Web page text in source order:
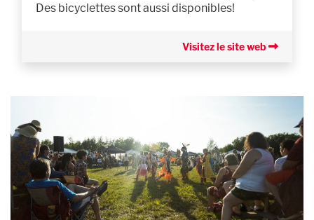
Des bicyclettes sont aussi disponibles!
Visitez le site web